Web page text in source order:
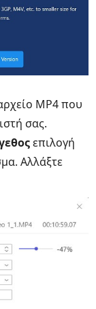
MP4 που
σας.
επιλογή
Αλλάξτε